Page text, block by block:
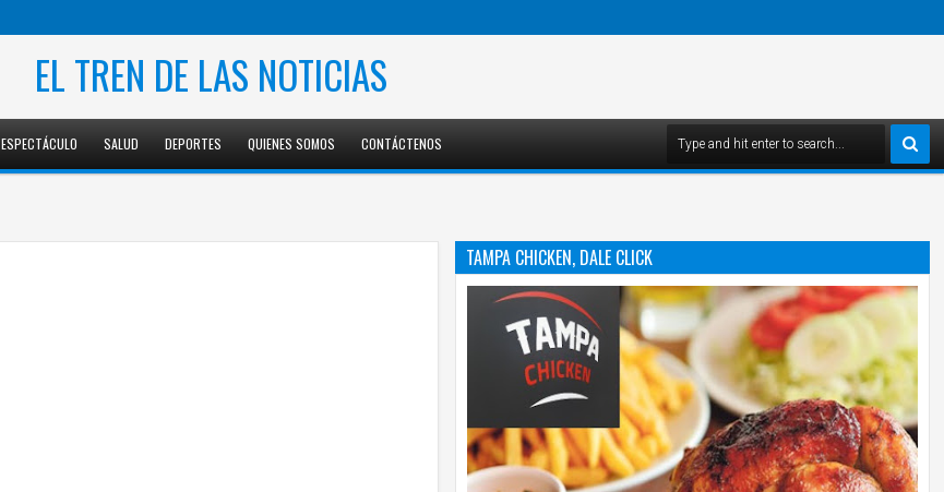
EL TREN DE LAS NOTICIAS
ESPECTÁCULO SALUD DEPORTES QUIENES SOMOS CONTÁCTENOS
TAMPA CHICKEN, DALE CLICK